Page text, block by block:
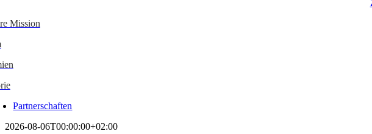
Mission
Partnerschaften
2026-08-06T00:00:00+02:00